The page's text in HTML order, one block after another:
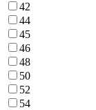
42
44
45
46
48
50
52
54